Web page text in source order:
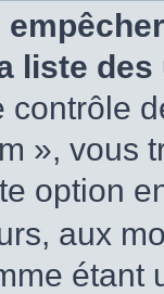
liste
», vous
option
aux
étant